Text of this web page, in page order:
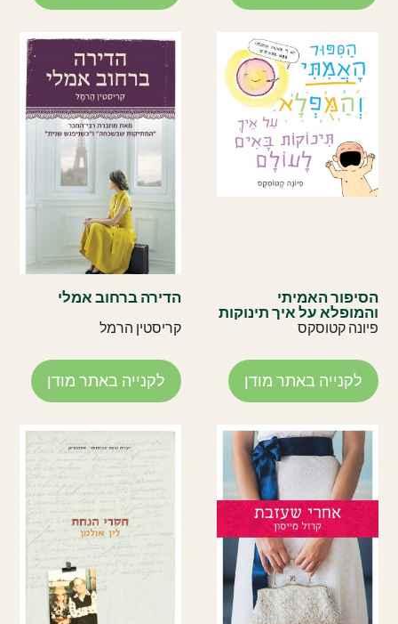
הסיפור האמיתי
והמופלא על איך תינוקות
באים לעולם
פיונה קטוסקס
לקנייה באתר מודן
הדירה ברחוב אמלי
קריסטין הרמל
לקנייה באתר מודן